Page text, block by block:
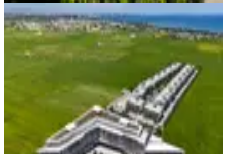
D-poınt Kıbrıs: Geleceğin Yaşam Ve
Yatırım Merkezi
İskele, Merkez Mahallesi
02.08.2026
AYVAZ GAYRİMENKUL EMLAK İNŞAATSezgin Ayvaz